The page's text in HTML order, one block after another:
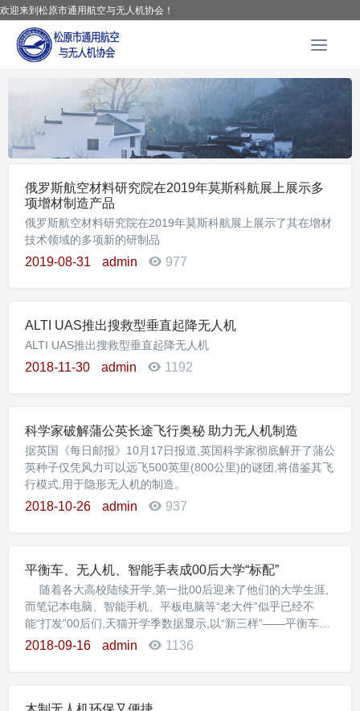
欢迎来到松原市通用航空与无人机协会！
T
l
n
v
g
俄罗斯航空材料研究院在2019年莫斯科航展上展示多
项增材制造产品
俄罗斯航空材料研究院在2019年莫斯科航展上展示了其在增材
技术领域的多项新的研制品
2019-08-31 admin 977
ALTI UAS推出搜救型垂直起降无人机
ALTI UAS推出搜救型垂直起降无人机
2018-11-30 admin 1192
科学家破解蒲公英长途飞行奥秘 助力无人机制造
据英国《每日邮报》10月17日报道,英国科学家彻底解开了蒲公
英种子仅凭风力可以远飞500英里(800公里)的谜团,将借鉴其飞
行模式,用于隐形无人机的制造。
2018-10-26 admin 937
平衡车、无人机、智能手表成00后大学“标配”
随着各大高校陆续开学,第一批00后迎来了他们的大学生涯,
而笔记本电脑、智能手机、平板电脑等“老大件”似乎已经不
能“打发”00后们,天猫开学季数据显示,以“新三样”——平衡车、
无人机、智能手表为代表的新兴科技产品得到了00后最多的订
2018-09-16 admin 1136